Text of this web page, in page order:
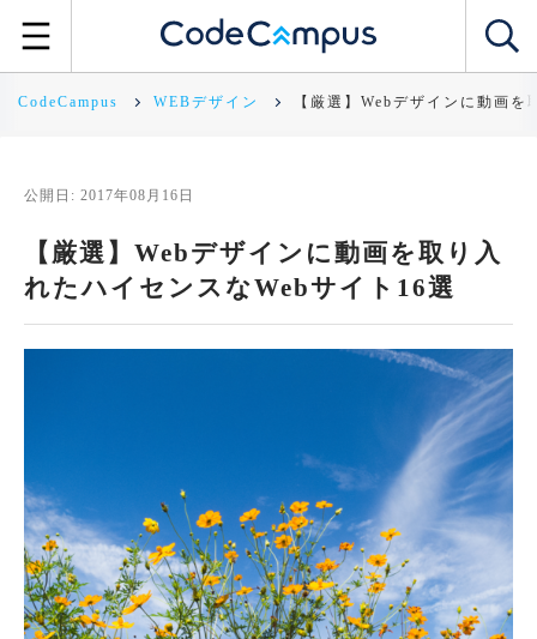
CodeCampus WEBデザイン 【厳選】Webデザインに動画
公開日: 2017年08月16日
【厳選】Webデザインに動画を取り入
れたハイセンスなWebサイト16選